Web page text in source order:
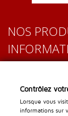
NOS
Leader
Chemin des
1023 Crissier
Contrôlez
Lorsque vous
informations sur